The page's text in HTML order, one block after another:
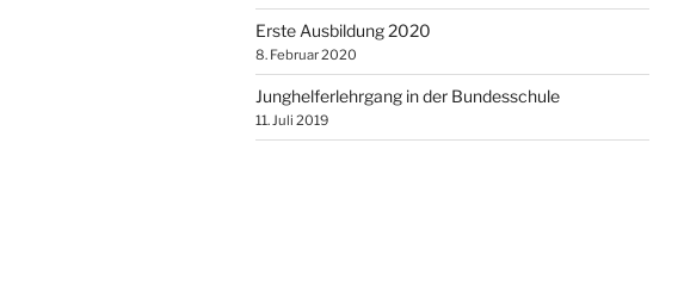
Erste Ausbildung 2020
8. Februar 2020
Junghelferlehrgang in der Bundesschule
11. Juli 2019